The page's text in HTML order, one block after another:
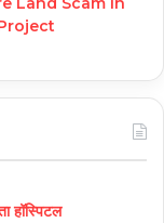
हॉस्पिटल